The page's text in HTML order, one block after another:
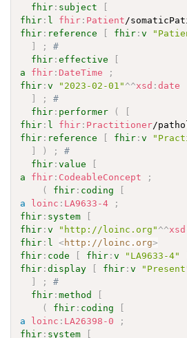
fhir : subject
[
fhir : l fhir : Patient /
fhir : reference [ fhir :v
]
;
#
fhir :effective
[
a
fhir : DateTime
;
fhir :v "2023-02-01" ^^xsd :date
]
;
#
fhir : performer (
[
fhir : l fhir : Practitioner/
fhir : reference [ fhir :v
]
) ;
#
fhir :value
[
a
fhir : CodeableConcept
;
(
fhir : coding
[
a
loinc : LA9633-4
;
fhir : system
[
fhir :v "http://loinc.org" ^^xsd
fhir : l <http://loinc.org>
fhir : code [ fhir :v "LA9633-4"
fhir :display [ fhir :v
]
;
#
fhir :method
[
(
fhir : coding
[
a
loinc : LA26398-0
;
fhir : system [